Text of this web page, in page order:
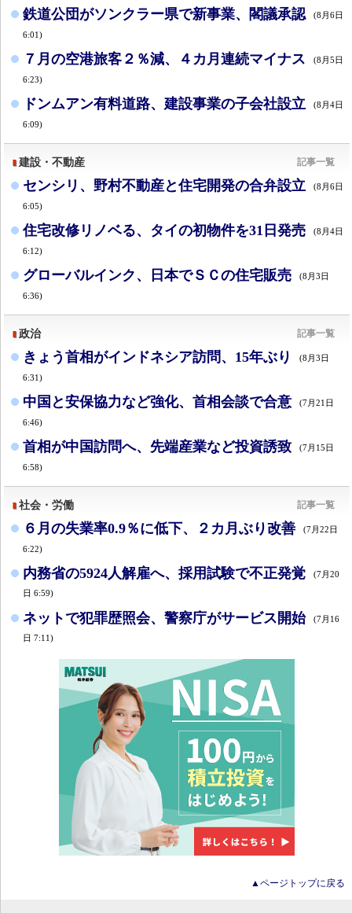
鉄道公団がソンクラー県で新事業、閣議承認 (8月6日
6:01)
７月の空港旅客２％減、４カ月連続マイナス (8月5日
6:23)
ドンムアン有料道路、建設事業の子会社設立 (8月4日
6:09)
建設・不動産 記事一覧
センシリ、野村不動産と住宅開発の合弁設立 (8月6日
6:05)
住宅改修リノベる、タイの初物件を31日発売 (8月4日
6:12)
グローバルインク、日本でＳＣの住宅販売 (8月3日
6:36)
政治 記事一覧
きょう首相がインドネシア訪問、15年ぶり (8月3日
6:31)
中国と安保協力など強化、首相会談で合意 (7月21日
6:46)
首相が中国訪問へ、先端産業など投資誘致 (7月15日
6:58)
社会・労働 記事一覧
６月の失業率0.9％に低下、２カ月ぶり改善 (7月22日
6:22)
内務省の5924人解雇へ、採用試験で不正発覚
(7月20
日 6:59)
ネットで犯罪歴照会、警察庁がサービス開始
(7月16
日 7:11)
▲ページトップに戻る